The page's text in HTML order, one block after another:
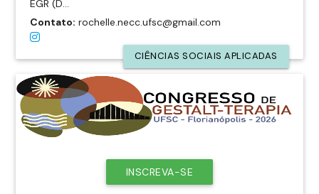
EGR (D...
Contato: rochelle.necc.ufsc@gmail.com
CIÊNCIAS SOCIAIS APLICADAS
INSCREVA-SE